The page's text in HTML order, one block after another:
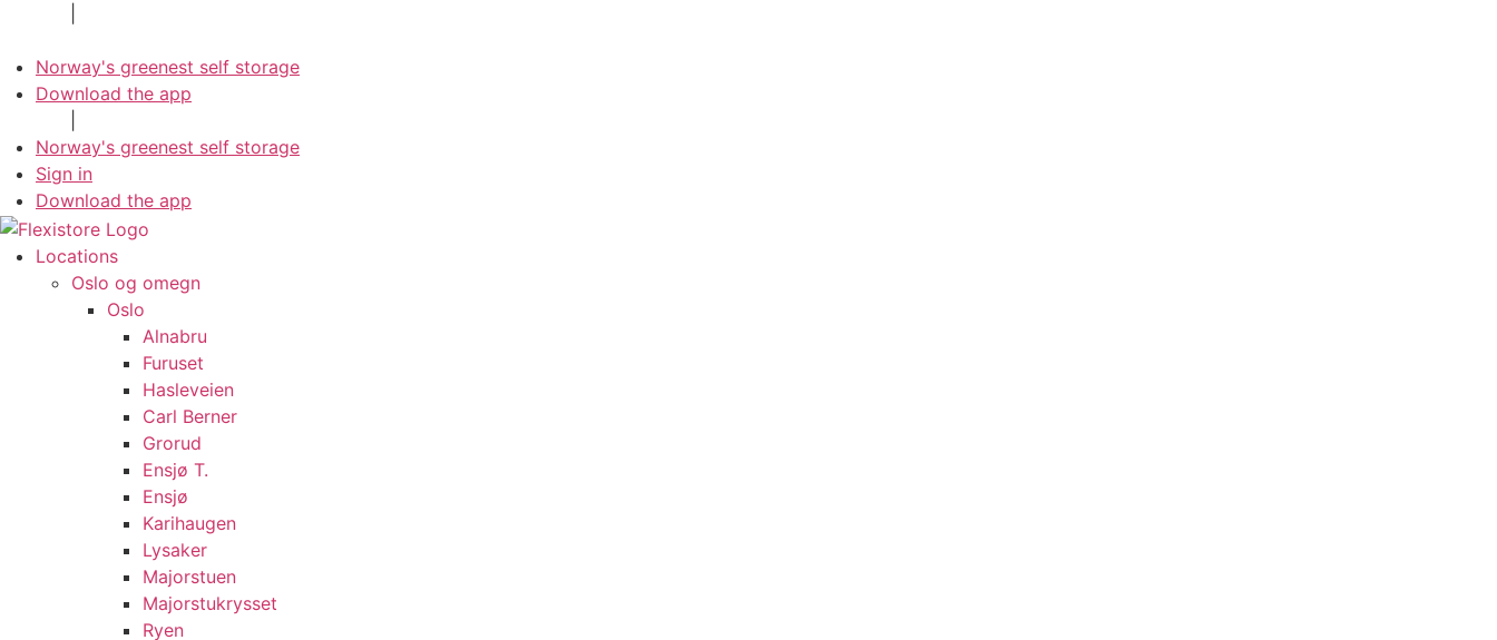
contentNorway's greenest self storage
Download the app
Norway's greenest self storage
Sign in
Download the app
Locations
Oslo og omegn
Oslo
Alnabru
Furuset
Hasleveien
Carl Berner
Grorud
Ensjø T.
Ensjø
Karihaugen
Lysaker
Majorstuen
Majorstukrysset
Ryen